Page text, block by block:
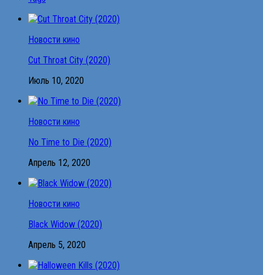
Новости кино
Cut Throat City (2020)
Июль 10, 2020
Новости кино
No Time to Die (2020)
Апрель 12, 2020
Новости кино
Black Widow (2020)
Апрель 5, 2020